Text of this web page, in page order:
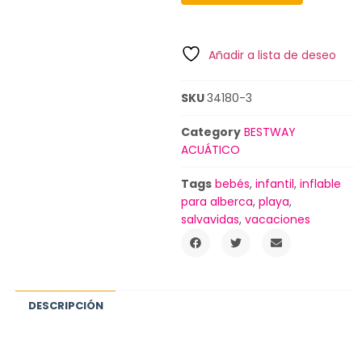
Añadir a lista de deseo
SKU34180-3
Category BESTWAY
ACUÁTICO
Tags bebés, infantil, inflable
para alberca, playa,
salvavidas, vacaciones
DESCRIPCIÓN